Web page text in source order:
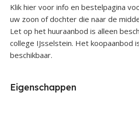
Klik hier voor info en bestelpagina
uw zoon of dochter die naar de
Let op het huuraanbod is alleen
college IJsselstein. Het koopaanbod
beschikbaar.
Eigenschappen